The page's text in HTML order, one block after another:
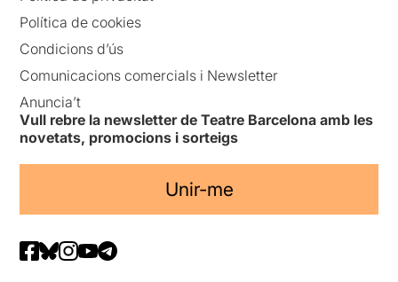
Política de cookies
Condicions d’ús
Comunicacions comercials i Newsletter
Anuncia’t
Vull rebre la newsletter de Teatre Barcelona amb les
novetats, promocions i sorteigs
Unir-me